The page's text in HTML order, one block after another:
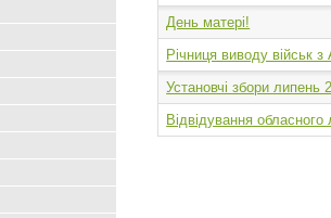
День матері!
Річниця виводу військ з
Установчі збори липень
Відвідування